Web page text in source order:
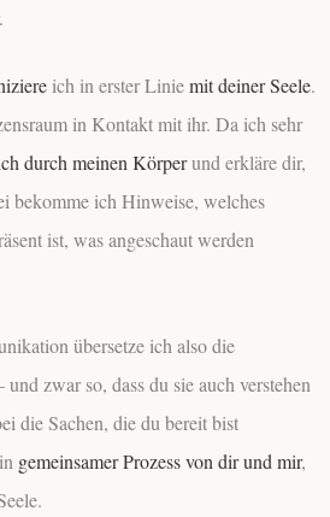
ich in erster Liniemit deiner Seele.
in Kontakt mit ihr. Da ich sehr
durch meinen Körperund erkläre dir,
bekomme ich Hinweise, welches
ist, was angeschaut werden
übersetze ich also die
und zwar so, dass du sie auch verstehen
die Sachen, die du bereit bist
gemeinsamer Prozess von dir und mir,